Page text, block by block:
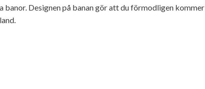
Designen på banan gör att du förmodligen kommer